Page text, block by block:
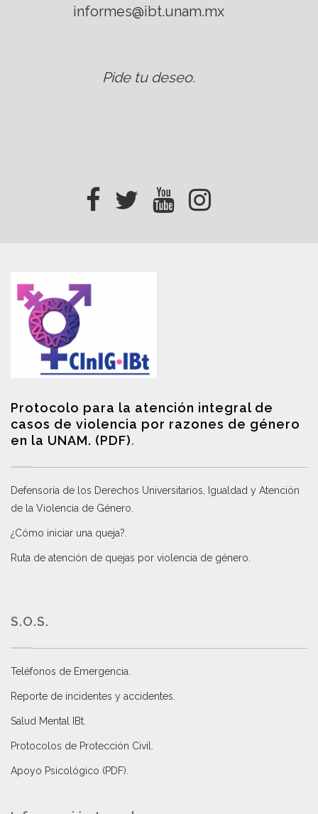
informes@ibt.unam.mx
Pide tu deseo.
Protocolo para la atención integral de
casos de violencia por razones de género
en la UNAM. (PDF).
Defensoría de los Derechos Universitarios, Igualdad y Atención
de la Violencia de Género
¿Cómo iniciar una queja?
Ruta de atención de quejas por violencia de género
S.O.S.
Teléfonos de Emergencia.
Reporte de incidentes y accidentes
Salud Mental IBt
Protocolos de Protección Civil
Apoyo Psicológico (PDF)